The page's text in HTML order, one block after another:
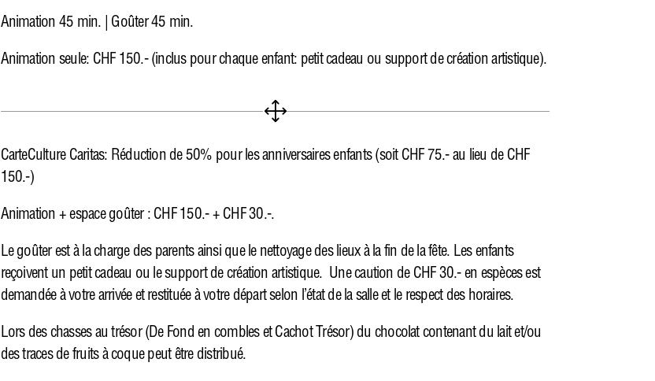
Animation 45 min. | Goûter 45 min.
Animation seule: CHF 150.- (inclus pour chaque enfant: petit cadeau ou support de création artistique).
1
CarteCulture Caritas: Réduction de 50% pour les anniversaires enfants (soit CHF 75.- au lieu de CHF
150.-)
Animation + espace goûter : CHF 150.- + CHF 30.-.
Le goûter est à la charge des parents ainsi que le nettoyage des lieux à la fin de la fête. Les enfants
reçoivent un petit cadeau ou le support de création artistique. Une caution de CHF 30.- en espèces est
demandée à votre arrivée et restituée à votre départ selon l’état de la salle et le respect des horaires.
Lors des chasses au trésor (De Fond en combles et Cachot Trésor) du chocolat contenant du lait et/ou
des traces de fruits à coque peut être distribué.